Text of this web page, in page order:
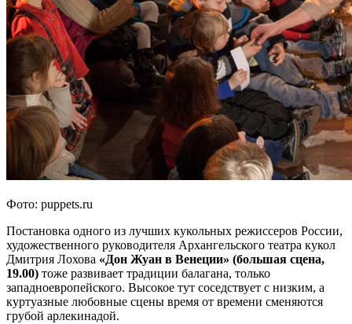
Фото: puppets.ru
Постановка одного из лучших кукольных режиссеров России,
художественного руководителя Архангельского театра кукол
Дмитрия Лохова «Дон Жуан в Венеции» (большая сцена,
19.00) тоже развивает традиции балагана, только
западноевропейского. Высокое тут соседствует с низким, а
куртуазные любовные сцены время от времени сменяются
грубой арлекинадой.